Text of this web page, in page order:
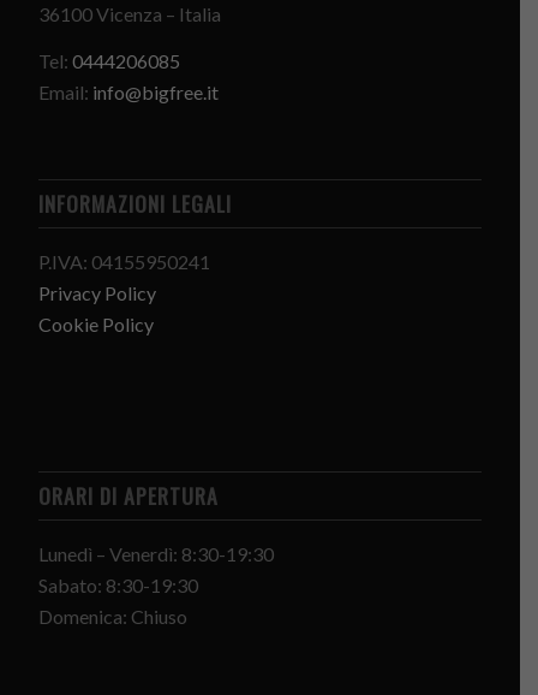
36100 Vicenza – Italia
Tel:0444206085
Email: info@bigfree.it
INFORMAZIONI LEGALI
P.IVA: 04155950241
Privacy Policy
Cookie Policy
ORARI DI APERTURA
Lunedì – Venerdì: 8:30-19:30
Sabato: 8:30-19:30
Domenica: Chiuso